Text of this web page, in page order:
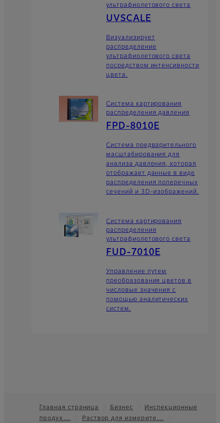
ультрафиолетового света
UVSCALE
Визуализирует
распределение
ультрафиолетового света
посредством интенсивности
цвета.
Система картирования
распределения давления
FPD-8010E
Система предварительного
масштабирования для
анализа давления, которая
отображает данные в виде
распределения поперечных
сечений и 3D-изображений.
Система картирования
распределения
ультрафиолетового света
FUD-7010E
Управление путем
преобразования цветов в
числовые значения с
помощью аналитических
систем.
Главная страница Бизнес
Инспекционные
продук…
Раствор для измерите…